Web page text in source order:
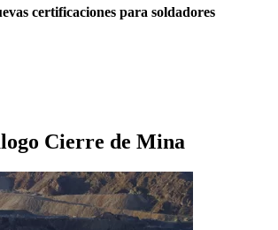
certificaciones para soldadores
Cierre de Mina